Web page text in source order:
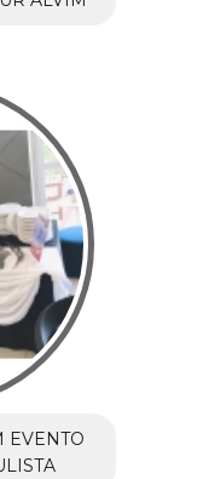
EVENTO